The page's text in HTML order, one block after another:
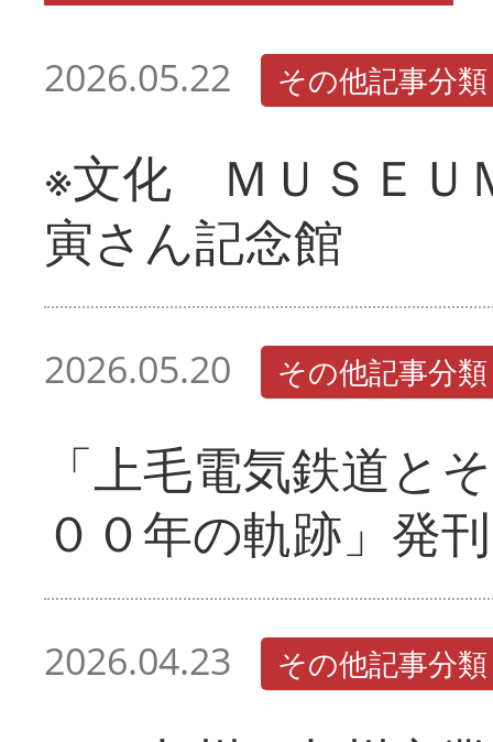
2026.05.22 その他記事分類
※文化 ＭＵＳＥＵ
寅さん記念館
2026.05.20 その他記事分類
「上毛電気鉄道と
００年の軌跡」発刊
2026.04.23 その他記事分類